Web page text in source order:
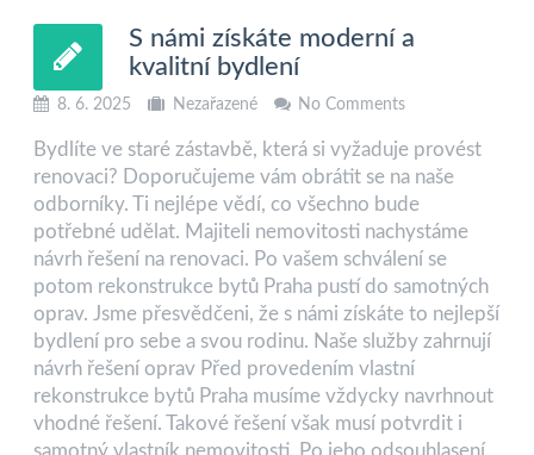
S námi získáte moderní a
kvalitní bydlení
8. 6. 2025 Nezařazené No Comments
Bydlíte ve staré zástavbě, která si vyžaduje provést
renovaci? Doporučujeme vám obrátit se na naše
odborníky. Ti nejlépe vědí, co všechno bude
potřebné udělat. Majiteli nemovitosti nachystáme
návrh řešení na renovaci. Po vašem schválení se
potom rekonstrukce bytů Praha pustí do samotných
oprav. Jsme přesvědčeni, že s námi získáte to nejlepší
bydlení pro sebe a svou rodinu. Naše služby zahrnují
návrh řešení oprav Před provedením vlastní
rekonstrukce bytů Praha musíme vždycky navrhnout
vhodné řešení. Takové řešení však musí potvrdit i